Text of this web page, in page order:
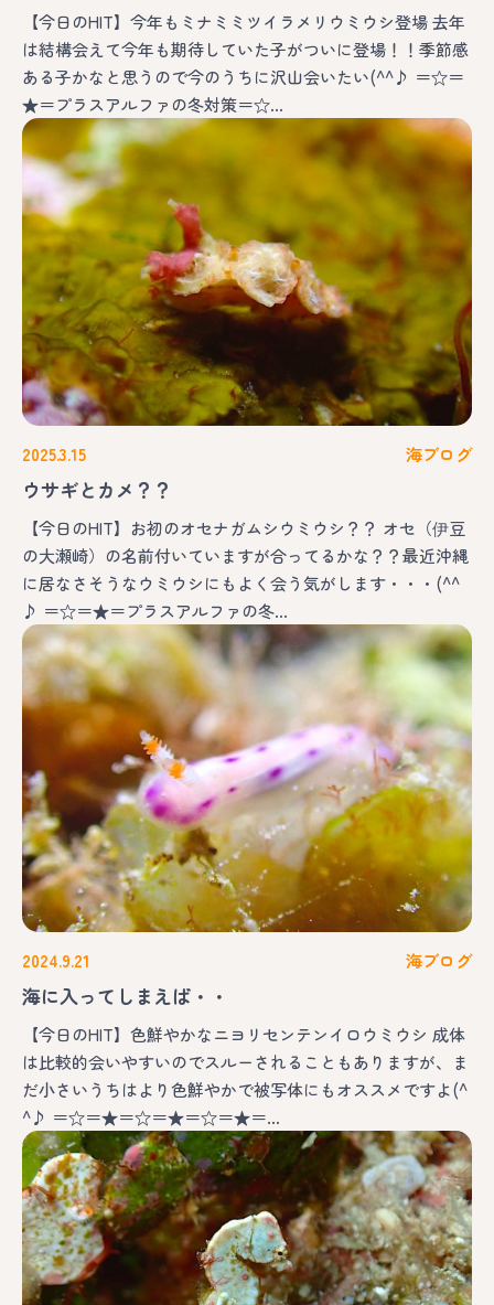
【今日のHIT】今年もミナミミツイラメリウミウシ登場 去年
は結構会えて今年も期待していた子がついに登場！！季節感
ある子かなと思うので今のうちに沢山会いたい(^^♪ ＝☆＝
★＝プラスアルファの冬対策＝☆…
2025.3.15 海ブログ
ウサギとカメ？？
【今日のHIT】お初のオセナガムシウミウシ？？ オセ（伊豆
の大瀬崎）の名前付いていますが合ってるかな？？最近沖縄
に居なさそうなウミウシにもよく会う気がします・・・(^^
♪ ＝☆＝★＝プラスアルファの冬…
2024.9.21 海ブログ
海に入ってしまえば・・
【今日のHIT】色鮮やかなニヨリセンテンイロウミウシ 成体
は比較的会いやすいのでスルーされることもありますが、ま
だ小さいうちはより色鮮やかで被写体にもオススメですよ(^
^♪ ＝☆＝★＝☆＝★＝☆＝★＝…